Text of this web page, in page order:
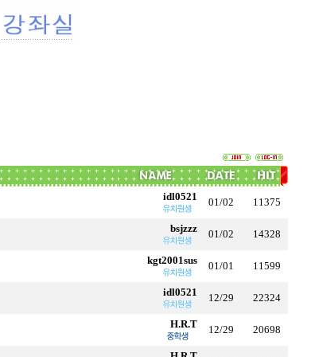
idl0521 01/02 11375
bsjzzz 01/02 14328
kgt2001sus 01/01 11599
idl0521 12/29 22324
H.R.T 12/29 20698